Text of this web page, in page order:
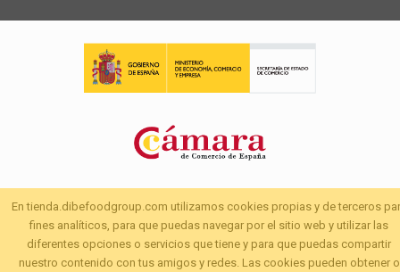
En tienda.dibefoodgroup.com utilizamos cookies propias y de terceros
fines analíticos, para que puedas navegar por el sitio web y utilizar las
diferentes opciones o servicios que tiene y para que puedas compartir
nuestro contenido con tus amigos y redes. Las cookies pueden obtener o